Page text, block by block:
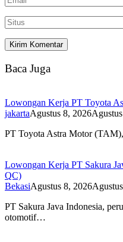
Baca Juga
Lowongan Kerja PT Toyota
jakartaAgustus 8, 2026
PT Toyota Astra Motor
Lowongan Kerja PT Sakura
QC)
BekasiAgustus 8, 2026
PT Sakura Java Indonesia,
otomotif…